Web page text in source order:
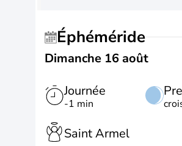
Éphéméride
Dimanche 16 août
Journée
-1 min
Saint Armel